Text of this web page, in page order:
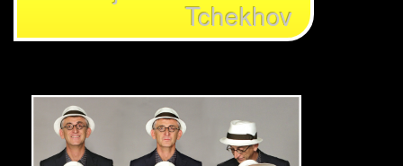
Tchekhov